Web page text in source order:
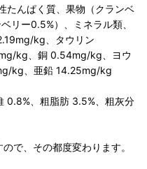
たんぱく質、果物（クランベ
リー0.5%）、ミネラル類、
kg、タウリン
kg、銅 0.54mg/kg、ヨウ
kg、亜鉛 14.25mg/kg
0.8%、粗脂肪 3.5%、粗灰分
で、その都度変わります。